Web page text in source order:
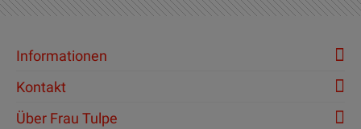
Informationen
Kontakt
Über Frau Tulpe